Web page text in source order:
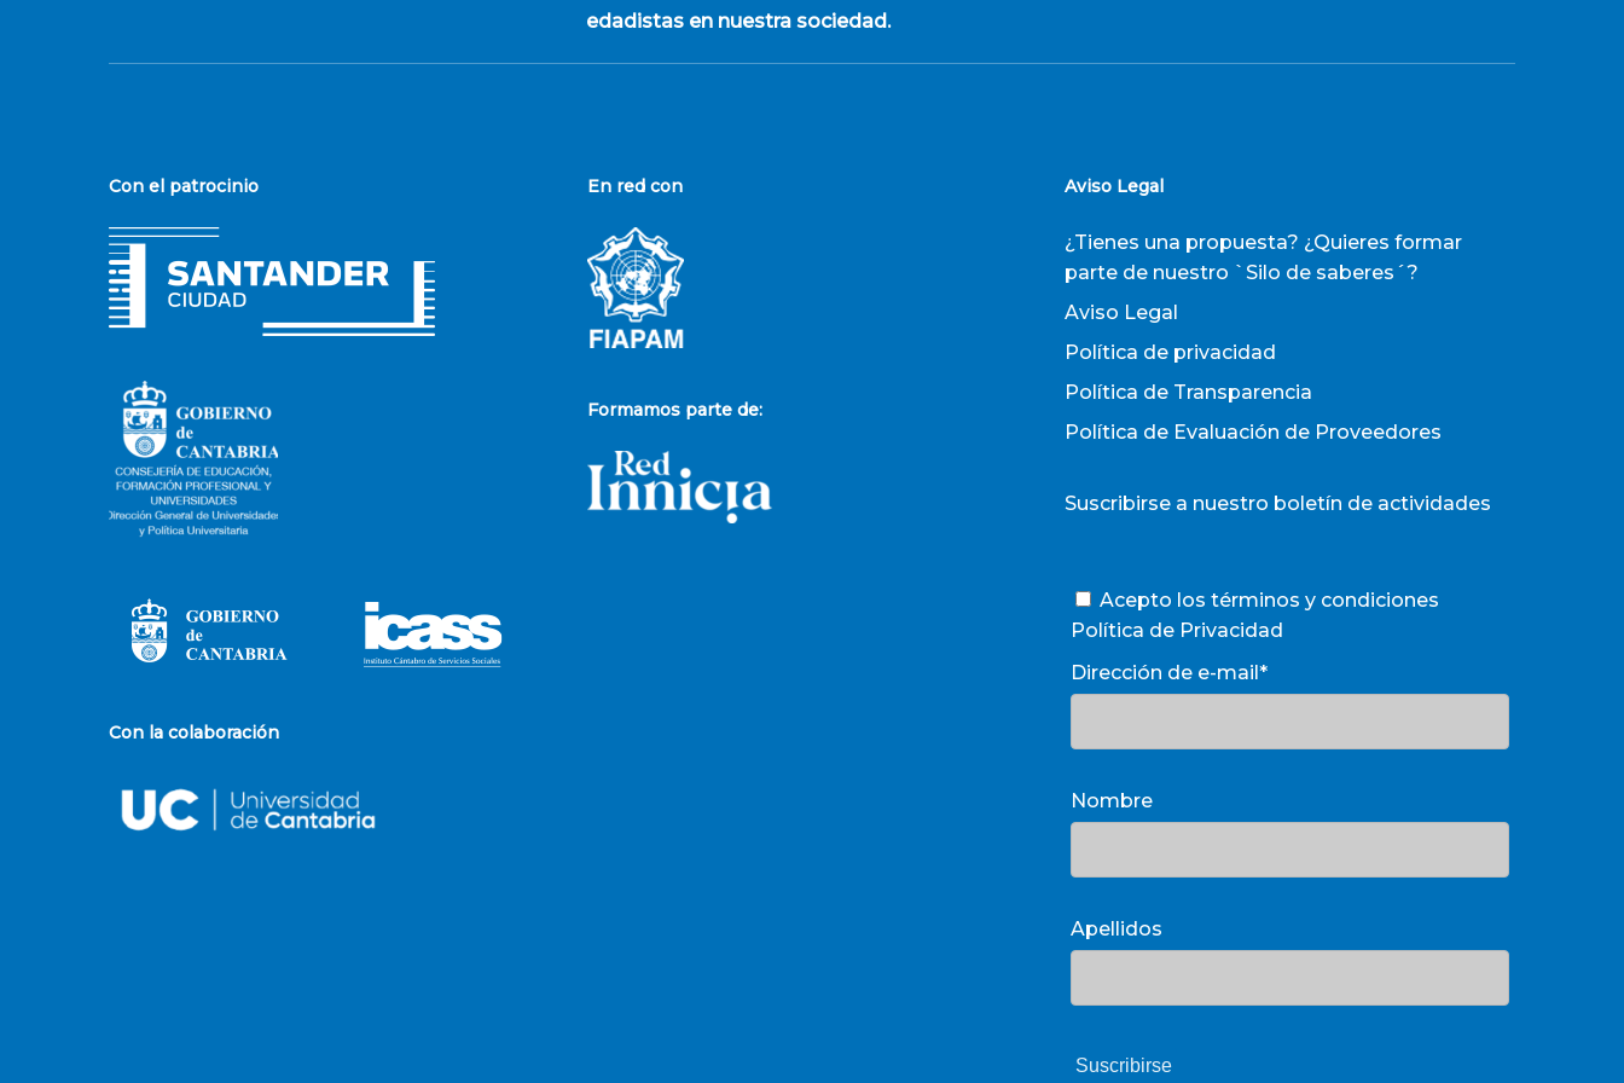
edadistas en nuestra sociedad.
Con el patrocinio
Con la colaboración
En red con
Formamos parte de:
Aviso Legal
¿Tienes una propuesta? ¿Quieres formar
parte de nuestro `Silo de saberes´?
Aviso Legal
Política de privacidad
Política de Transparencia
Política de Evaluación de Proveedores
Suscribirse a nuestro boletín de actividades
Acepto los términos y condiciones
Política de Privacidad
Dirección de e-mail*
Nombre
Apellidos